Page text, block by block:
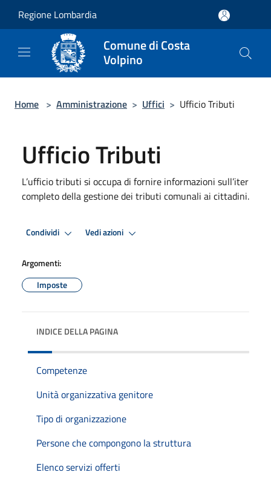
Regione Lombardia
Comune di Costa
Volpino
Home > Amministrazione > Uffici > Ufficio Tributi
Ufficio Tributi
L’ufficio tributi si occupa di fornire informazioni sull’iter
completo della gestione dei tributi comunali ai cittadini.
Condividi Vedi azioni
Argomenti:
Imposte
INDICE DELLA PAGINA
Competenze
Unità organizzativa genitore
Tipo di organizzazione
Persone che compongono la struttura
Elenco servizi offerti